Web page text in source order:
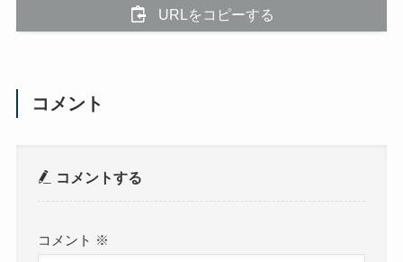
URLをコピーする
コメント
コメントする
コメント ※